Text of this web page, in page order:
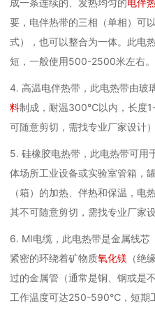
成一条连续的、发热均匀的电伴
要，电伴热带的三相（单相）可
式），也可以整合为一体。此电
短，一般使用500-2500米左右。
4. 高温电伴热带，此电热带由玻
料制成，耐温300℃以内，长度
可随意剪切，需找专业厂家设计）
5. 硅橡胶电热带，此电热带可用
体场所工业设备或实验室管箱，
（箱）的加热、伴热和保温，电
其不可随意剪切，需找专业厂家设
6. MI电缆，此电热带是金属线芯
紧密的环绕着矿物质氧化镁 （绝
过的金属管（通常是铜、钢或是
工作温度可达250-590℃，短期